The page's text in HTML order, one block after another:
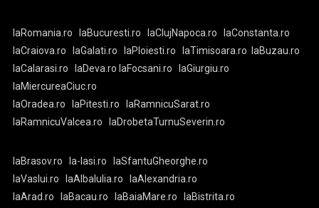
laRomania.ro laBucuresti.ro laClujNapoca.ro
laConstanta.ro
laCraiova.ro
laGalati.ro laPloiesti.ro laTimisoara.ro
laBuzau.ro
laCalarasi.ro
laDeva.ro laFocsani.ro
laGiurgiu.ro
laMiercureaCiuc.ro
laOradea.ro
laPitesti.ro
laRamnicuSarat.ro
laRamnicuValcea.ro
laDrobetaTurnuSeverin.ro
laBrasov.ro la-Iasi.ro
laSfantuGheorghe.ro
laVaslui.ro
laAlbaIulia.ro
laAlexandria.ro
laArad.ro
laBacau.ro laBaiaMare.ro laBistrita.ro